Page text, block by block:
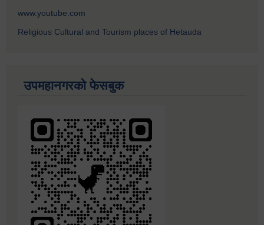
www.youtube.com
Religious Cultural and Tourism places of Hetauda
उपमहानगरको फेसबुक